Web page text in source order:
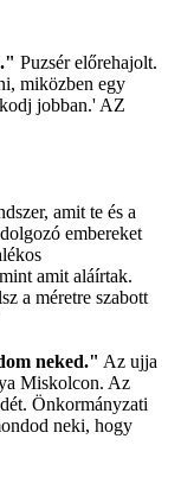
Puzsér előrehajolt.
miközben egy
jobban.' AZ
amit te és a
embereket
amit aláírtak.
a méretre szabott
neked." Az ujja
Miskolcon. Az
Önkormányzati
neki, hogy